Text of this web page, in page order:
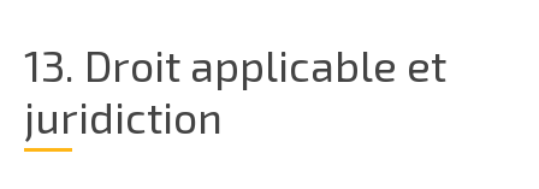
13. Droit applicable et
juridiction